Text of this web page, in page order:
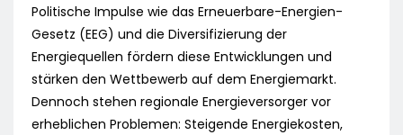
Politische Impulse wie das Erneuerbare-Energien-
Gesetz (EEG) und die Diversifizierung der
Energiequellen fördern diese Entwicklungen und
stärken den Wettbewerb auf dem Energiemarkt.
Dennoch stehen regionale Energieversorger vor
erheblichen Problemen: Steigende Energiekosten,